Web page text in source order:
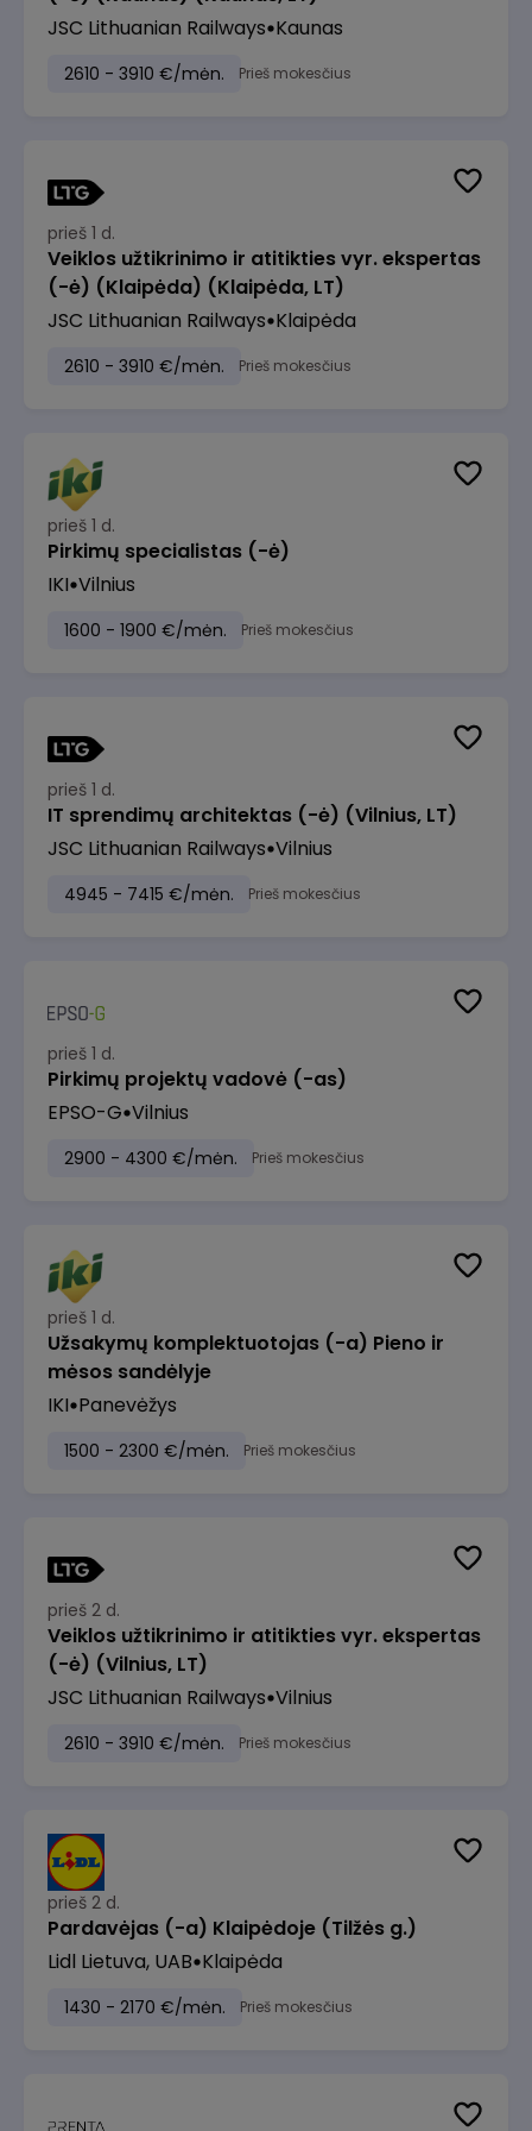
JSC Lithuanian Railways Kaunas
2610 - 3910 €/mėn. Prieš mokesčius
prieš 1 d.
Veiklos užtikrinimo ir atitikties vyr. ekspertas
(-ė) (Klaipėda) (Klaipėda, LT)
JSC Lithuanian Railways Klaipėda
2610 - 3910 €/mėn. Prieš mokesčius
prieš 1 d.
Pirkimų specialistas (-ė)
IKI Vilnius
1600 - 1900 €/mėn. Prieš mokesčius
prieš 1 d.
IT sprendimų architektas (-ė) (Vilnius, LT)
JSC Lithuanian Railways Vilnius
4945 - 7415 €/mėn. Prieš mokesčius
prieš 1 d.
Pirkimų projektų vadovė (-as)
EPSO-G Vilnius
2900 - 4300 €/mėn. Prieš mokesčius
prieš 1 d.
Užsakymų komplektuotojas (-a) Pieno ir
mėsos sandėlyje
IKI Panevėžys
1500 - 2300 €/mėn. Prieš mokesčius
prieš 2 d.
Veiklos užtikrinimo ir atitikties vyr. ekspertas
(-ė) (Vilnius, LT)
JSC Lithuanian Railways Vilnius
2610 - 3910 €/mėn. Prieš mokesčius
prieš 2 d.
Pardavėjas (-a) Klaipėdoje (Tilžės g.)
Lidl Lietuva, UAB Klaipėda
1430 - 2170 €/mėn. Prieš mokesčius